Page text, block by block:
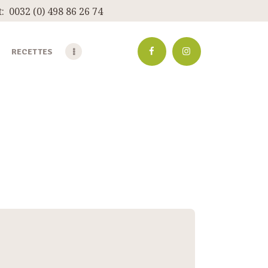
0032 (0) 498 86 26 74
RECETTES